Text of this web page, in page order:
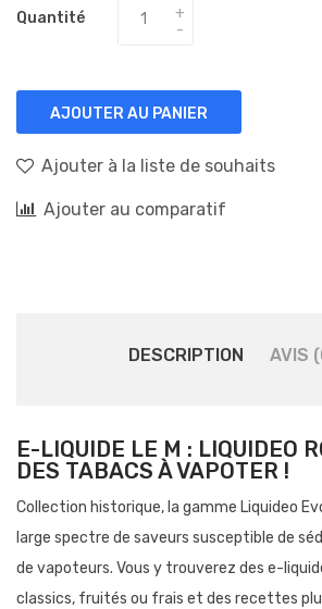
Quantité
AJOUTER AU PANIER
Ajouter à la liste de souhaits
Ajouter au comparatif
DESCRIPTION AVIS
E-LIQUIDE LE M : LIQUIDEO
DES TABACS À VAPOTER !
Collection historique, la gamme Liquideo
large spectre de saveurs susceptible de
de vapoteurs. Vous y trouverez des e-
classics, fruités ou frais et des recettes